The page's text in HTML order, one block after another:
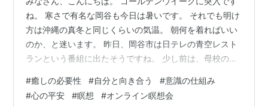
ね。 寒さで有名な岡谷も今日は暑いです。 それでも明け
方は沖縄の真冬と同じくらいの気温。 朝何を着ればいい
のか、と迷います。 昨日、岡谷市は日テレの青空レスト
ランという番組に出たそうですね。 少し前は、母校の狛
FBで教えてくれました。 沖縄から信州に移住してもうす
ぐ2年になります。 沖縄は日本でありながら県外の人に
#癒しの必要性 #自分と向き合う #意識の仕組み
#心の平安 #瞑想 #オンライン瞑想会